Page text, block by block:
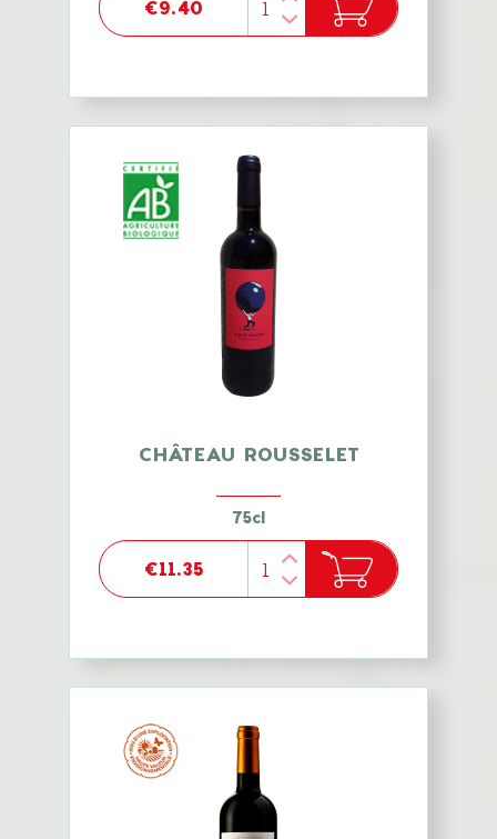
€9.40
CHÂTEAU ROUSSELET
75cl
€11.35